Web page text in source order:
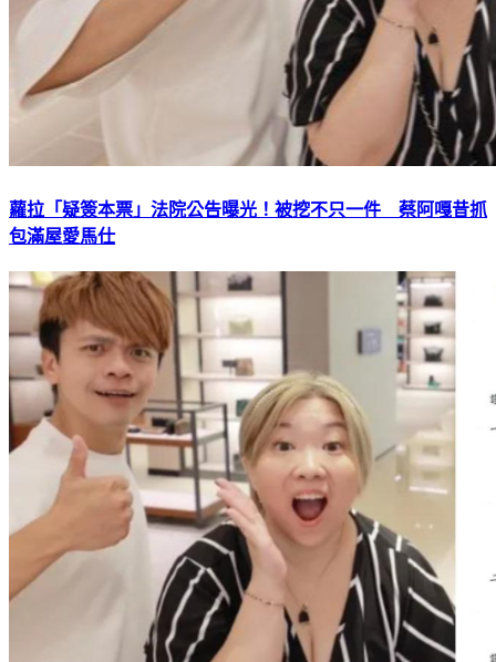
蘿拉「疑簽本票」法院公告曝光！被挖不只一件 蔡阿嘎昔抓
包滿屋愛馬仕